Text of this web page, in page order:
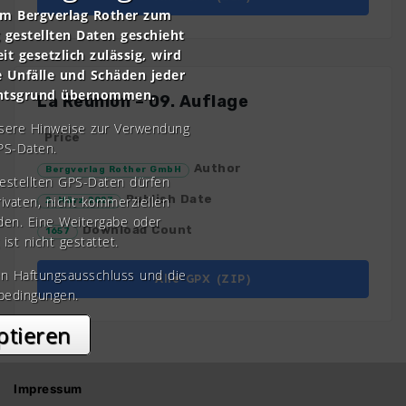
La Réunion – 09. Auflage
Price
Bergverlag Rother GmbH Author
2. März 2023 Publish Date
1657 Download Count
Alle GPX (ZIP)
Impressum
Bergverlag Rother zum
Daten geschieht
gesetzlich zulässig, wird
und Schäden jeder
übernommen.
Hinweise zur Verwendung
Daten.
GPS-Daten dürfen
nicht kommerziellen
Eine Weitergabe oder
ist nicht gestattet.
Haftungsausschluss und die